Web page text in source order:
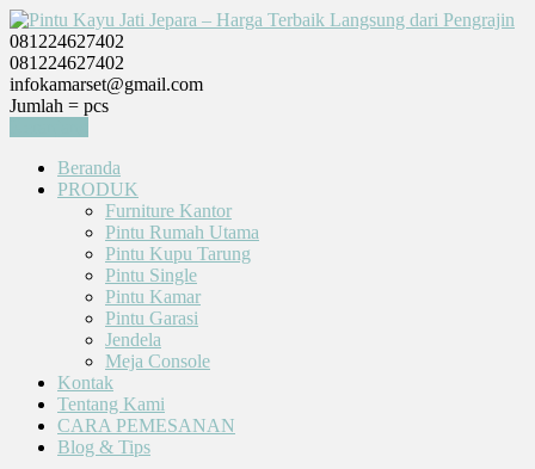
081224627402
081224627402
infokamarset@gmail.com
Jumlah = pcs
Beranda
PRODUK
Furniture Kantor
Pintu Rumah Utama
Pintu Kupu Tarung
Pintu Single
Pintu Kamar
Pintu Garasi
Jendela
Meja Console
Kontak
Tentang Kami
CARA PEMESANAN
Blog & Tips